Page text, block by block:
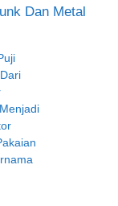
Dan Metal